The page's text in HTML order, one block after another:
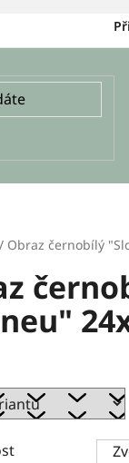
/ Obraz černobílý